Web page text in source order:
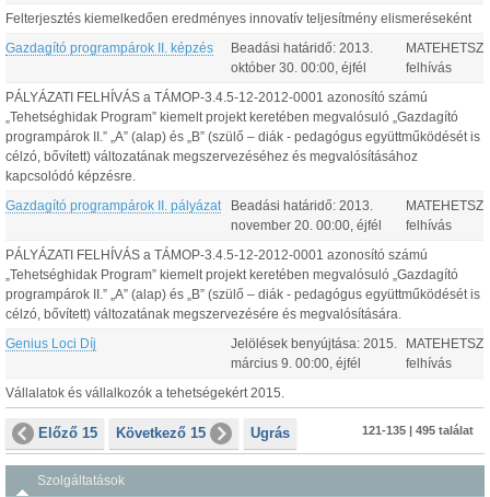
Felterjesztés kiemelkedően eredményes innovatív teljesítmény elismeréseként
Gazdagító programpárok II. képzés Beadási határidő: 2013.
október 30 00:00 , éjfél
MATEHETSZ
felhívás
PÁLYÁZATI FELHÍVÁS a TÁMOP-3.4.5-12-2012-0001 azonosító számú
„Tehetséghidak Program” kiemelt projekt keretében megvalósuló „Gazdagító
programpárok II.” „A” (alap) és „B” (szülő – diák - pedagógus együttműködését is
célzó, bővített) változatának megszervezéséhez és megvalósításához
kapcsolódó képzésre.
Gazdagító programpárok II. pályázat Beadási határidő: 2013.
november 20 00:00 , éjfél
MATEHETSZ
felhívás
PÁLYÁZATI FELHÍVÁS a TÁMOP-3.4.5-12-2012-0001 azonosító számú
„Tehetséghidak Program” kiemelt projekt keretében megvalósuló „Gazdagító
programpárok II.” „A” (alap) és „B” (szülő – diák - pedagógus együttműködését is
célzó, bővített) változatának megszervezésére és megvalósítására.
Genius Loci Díj Jelölések benyújtása: 2015.
március 9 00:00 , éjfél
MATEHETSZ
felhívás
Vállalatok és vállalkozók a tehetségekért 2015.
Előző 15 Következő 15 Ugrás 121-135 | 495 találat
Szolgáltatások